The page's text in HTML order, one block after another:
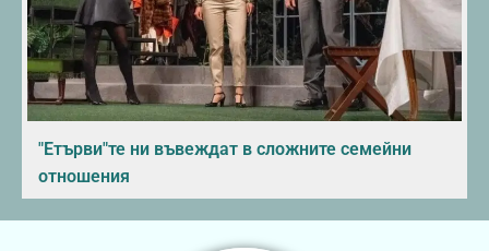
"Етърви"те ни въвеждат в сложните семейни
отношения